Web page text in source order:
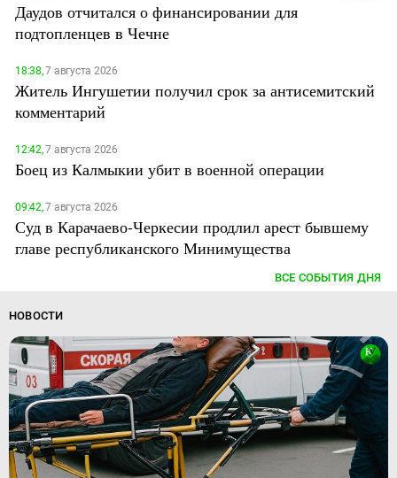
Даудов отчитался о финансировании для
подтопленцев в Чечне
18:38,7 августа 2026
Житель Ингушетии получил срок за антисемитский
комментарий
12:42,7 августа 2026
Боец из Калмыкии убит в военной операции
09:42,7 августа 2026
Суд в Карачаево-Черкесии продлил арест бывшему
главе республиканского Минимущества
ВСЕ СОБЫТИЯ ДНЯ
НОВОСТИ